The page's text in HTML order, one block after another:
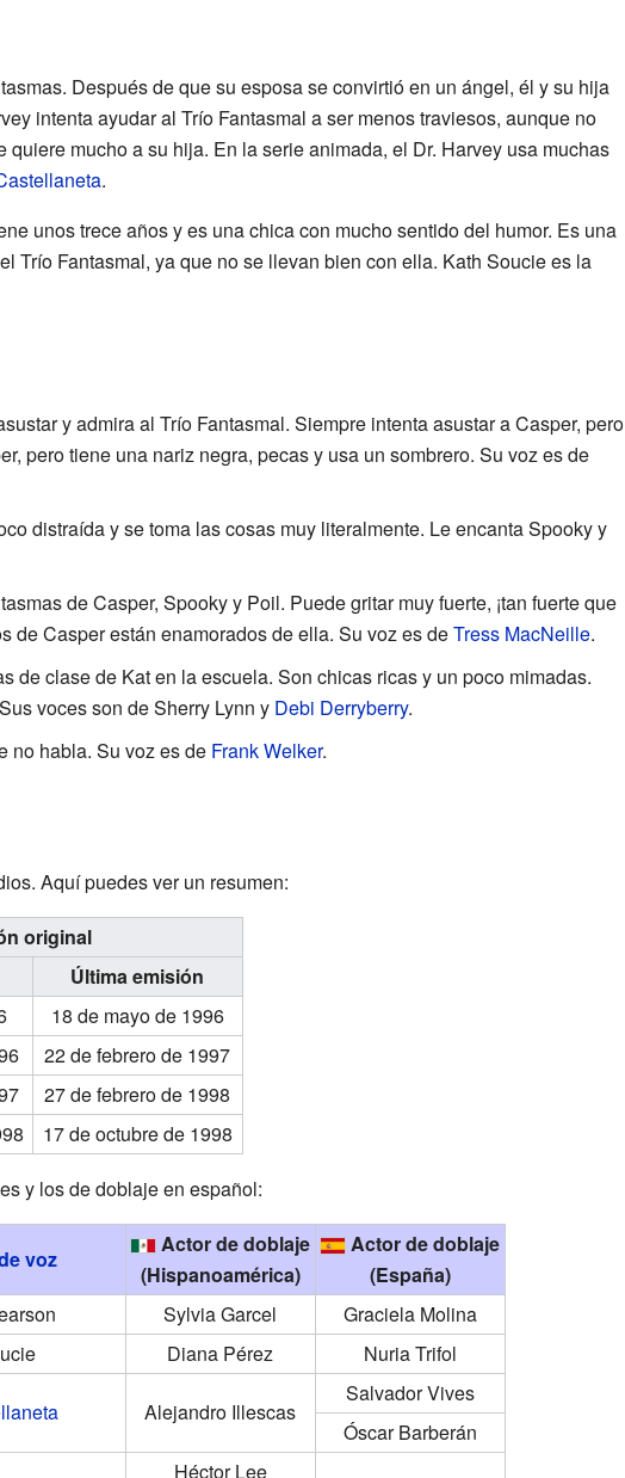
Después de que su esposa se convirtió en un ángel, él y su hija
intenta ayudar al Trío Fantasmal a ser menos traviesos, aunque no
mucho a su hija. En la serie animada, el Dr. Harvey usa muchas
.
unos trece años y es una chica con mucho sentido del humor. Es una
Trío Fantasmal, ya que no se llevan bien con ella. Kath Soucie es la
y admira al Trío Fantasmal. Siempre intenta asustar a Casper, pero
pero tiene una nariz negra, pecas y usa un sombrero. Su voz es de
distraída y se toma las cosas muy literalmente. Le encanta Spooky y
de Casper, Spooky y Poil. Puede gritar muy fuerte, ¡tan fuerte que
de Casper están enamorados de ella. Su voz es deTress MacNeille.
de clase de Kat en la escuela. Son chicas ricas y un poco mimadas.
voces son de Sherry Lynn y Debi Derryberry.
no habla. Su voz es de Frank Welker.
Aquí puedes ver un resumen:
original
Última emisión
18 de mayo de 1996
22 de febrero de 1997
27 de febrero de 1998
17 de octubre de 1998
y los de doblaje en español:
voz
Actor de doblaje
(Hispanoamérica)
Actor de doblaje
(España)
Sylvia Garcel
Graciela Molina
Diana Pérez Nuria Trifol
Alejandro Illescas
Salvador Vives
Óscar Barberán
Héctor Lee